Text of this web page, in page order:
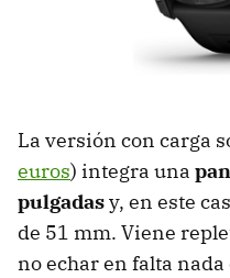
La versión con carga
euros) integra una
pulgadasy, en este
de 51 mm. Viene
no echar en falta